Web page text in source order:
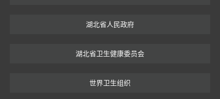
湖北省人民政府
湖北省卫生健康委员会
世界卫生组织